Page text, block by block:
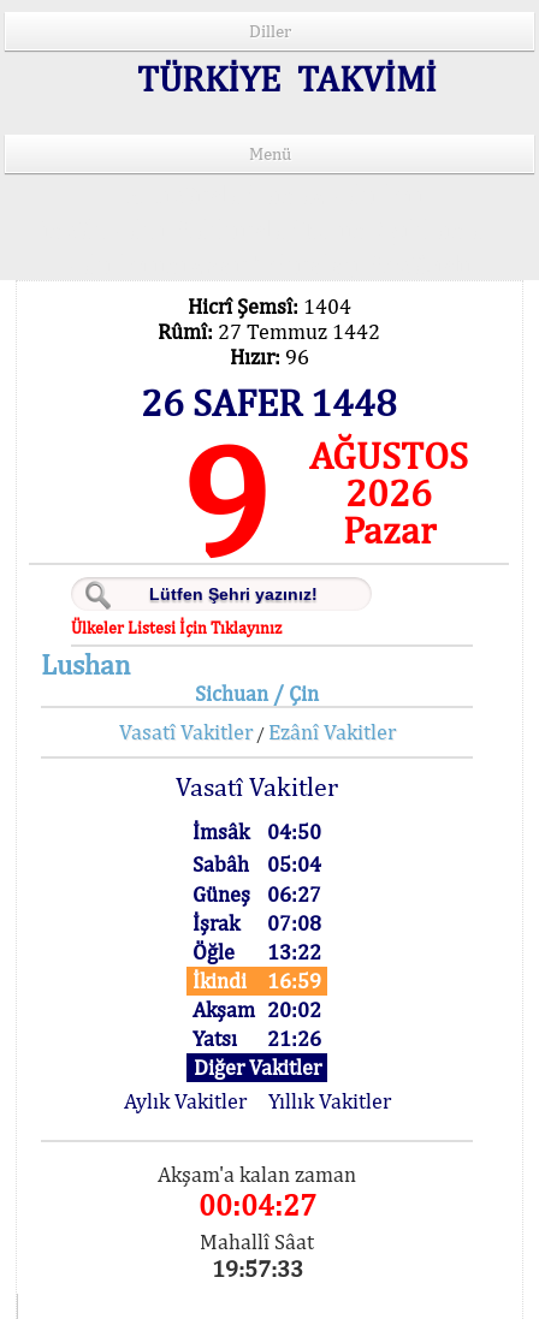
Diller
TÜRKİYE TAKVİMİ
Menü
Hicrî Şemsî: 1404
Rûmî: 27 Temmuz 1442
Hızır: 96
26 SAFER 1448
9
AĞUSTOS
2026
Pazar
Ülkeler Listesi İçin Tıklayınız
Lushan
Sichuan / Çin
Vasatî Vakitler/ Ezânî Vakitler
Vasatî Vakitler
İmsâk
04:50
Sabâh
05:04
Güneş
06:27
İşrak
07:08
Öğle
13:22
İkindi
16:59
Akşam 20:02
Yatsı
21:26
Diğer Vakitler
Aylık Vakitler
Yıllık Vakitler
Akşam'a kalan zaman
00:04:27
Mahallî Sâat
19:57:33